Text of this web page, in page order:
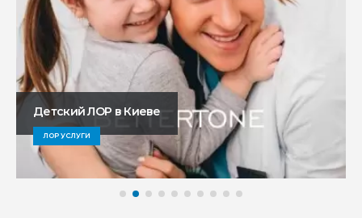
Детский ЛОР в Киеве
ЛОР УСЛУГИ